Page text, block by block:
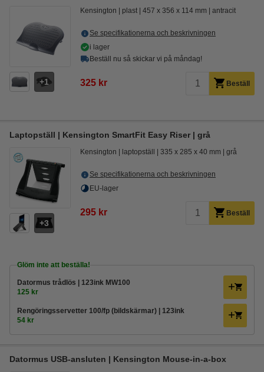
1
Kensington plast 457 x 356 x 114 mm antracit
Se specifikationerna och beskrivningen
i lager
Beställ nu så skickar vi på måndag!
325 kr Beställ
Laptopställ | Kensington SmartFit Easy Riser | grå
3
Kensington laptopställ 335 x 285 x 40 mm grå
Se specifikationerna och beskrivningen
EU-lager
295 kr Beställ
Glöm inte att beställa!
Datormus trådlös | 123ink MW100
125 kr
Rengöringsservetter 100/fp (bildskärmar) | 123ink
54 kr
Datormus USB-ansluten | Kensington Mouse-in-a-box